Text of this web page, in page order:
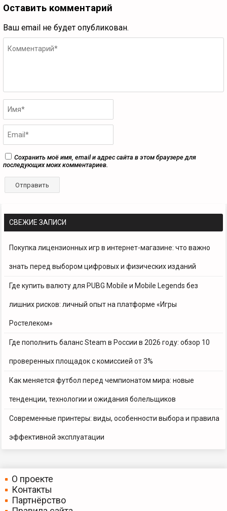
СВЕЖИЕ ЗАПИСИ
Покупка лицензионных игр в интернет-магазине: что важно
знать перед выбором цифровых и физических изданий
Где купить валюту для PUBG Mobile и Mobile Legends без
лишних рисков: личный опыт на платформе «Игры
Ростелеком»
Где пополнить баланс Steam в России в 2026 году: обзор 10
проверенных площадок с комиссией от 3%
Как меняется футбол перед чемпионатом мира: новые
тенденции, технологии и ожидания болельщиков
Современные принтеры: виды, особенности выбора и правила
эффективной эксплуатации
Оставить комментарий
Ваш email не будет опубликован.
Сохранить моё имя, email и адрес сайта в этом браузере для
последующих моих комментариев.
О проекте
Контакты
Партнёрство